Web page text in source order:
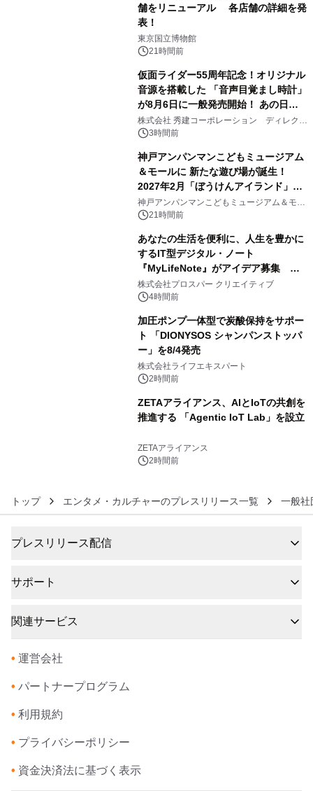
舗をリニューアル 各店舗の詳細を発
表！
東京国立博物館
21時間前
仮面ライダー55周年記念！オリジナル
音源を搭載した 「音声目覚まし時計」
が8月6日に一般発売開始！ あの日の
大興奮が今甦る
株式会社 秀建コーポレーション ディレクト
アートギャラリー
3時間前
神戸アンパンマンこどもミュージアム
＆モールに 新たな遊び場が誕生！
2027年2月「ぼうけんアイランド」が
オープン
神戸アンパンマンこどもミュージアム＆モー
ル 21時間前
あなたの生活を便利に、人生を豊かに
するIT型デジタル・ノート
『MyLifeNote』がアイデア募集 優
秀賞100名に1年間無償試用
株式会社プロスパー クリエイティブ
4時間前
加圧ポンプ一体型で炭酸保持をサポー
ト 「DIONYSOS シャンパンストッパ
ー」を8/4発売
株式会社ライフエキスパート
2時間前
ZETAアライアンス、AIとIoTの共創を
推進する 「Agentic IoT Lab」を設立
ZETAアライアンス
2時間前
トップ エンタメ・カルチャーのプレスリリース一覧 一般社
プレスリリース配信
サポート
関連サービス
• 運営会社
• パートナープログラム
• 利用規約
• プライバシーポリシー
• 資金決済法に基づく表示